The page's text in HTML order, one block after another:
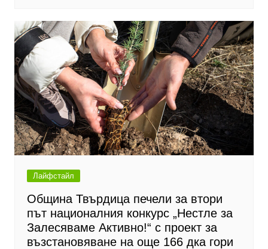
Лайфстайл
Община Твърдица печели за втори
път националния конкурс „Нестле за
Залесяваме Активно!“ с проект за
възстановяване на още 166 дка гори